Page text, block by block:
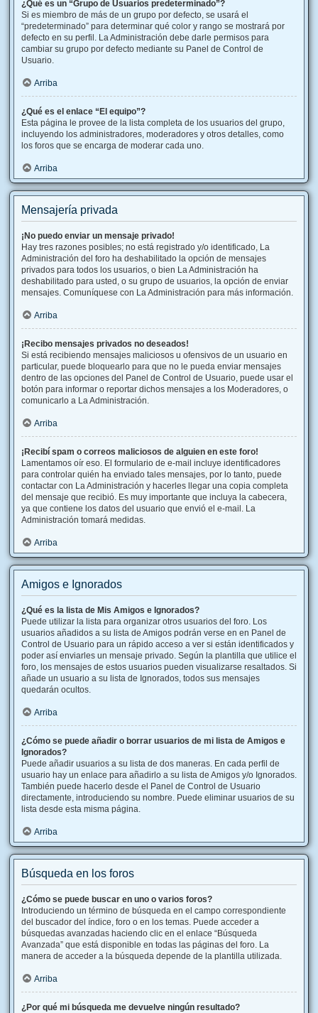
¿Qué es un “Grupo de Usuarios predeterminado”?
Si es miembro de más de un grupo por defecto, se usará el
“predeterminado” para determinar qué color y rango se mostrará por
defecto en su perfil. La Administración debe darle permisos para
cambiar su grupo por defecto mediante su Panel de Control de
Usuario.
Arriba
¿Qué es el enlace “El equipo”?
Esta página le provee de la lista completa de los usuarios del grupo,
incluyendo los administradores, moderadores y otros detalles, como
los foros que se encarga de moderar cada uno.
Arriba
Mensajería privada
¡No puedo enviar un mensaje privado!
Hay tres razones posibles; no está registrado y/o identificado, La
Administración del foro ha deshabilitado la opción de mensajes
privados para todos los usuarios, o bien La Administración ha
deshabilitado para usted, o su grupo de usuarios, la opción de enviar
mensajes. Comuníquese con La Administración para más información.
Arriba
¡Recibo mensajes privados no deseados!
Si está recibiendo mensajes maliciosos u ofensivos de un usuario en
particular, puede bloquearlo para que no le pueda enviar mensajes
dentro de las opciones del Panel de Control de Usuario, puede usar el
botón para informar o reportar dichos mensajes a los Moderadores, o
comunicarlo a La Administración.
Arriba
¡Recibí spam o correos maliciosos de alguien en este foro!
Lamentamos oír eso. El formulario de e-mail incluye identificadores
para controlar quién ha enviado tales mensajes, por lo tanto, puede
contactar con La Administración y hacerles llegar una copia completa
del mensaje que recibió. Es muy importante que incluya la cabecera,
ya que contiene los datos del usuario que envió el e-mail. La
Administración tomará medidas.
Arriba
Amigos e Ignorados
¿Qué es la lista de Mis Amigos e Ignorados?
Puede utilizar la lista para organizar otros usuarios del foro. Los
usuarios añadidos a su lista de Amigos podrán verse en en Panel de
Control de Usuario para un rápido acceso a ver si están identificados y
poder así enviarles un mensaje privado. Según la plantilla que utilice el
foro, los mensajes de estos usuarios pueden visualizarse resaltados. Si
añade un usuario a su lista de Ignorados, todos sus mensajes
quedarán ocultos.
Arriba
¿Cómo se puede añadir o borrar usuarios de mi lista de Amigos e
Ignorados?
Puede añadir usuarios a su lista de dos maneras. En cada perfil de
usuario hay un enlace para añadirlo a su lista de Amigos y/o Ignorados.
También puede hacerlo desde el Panel de Control de Usuario
directamente, introduciendo su nombre. Puede eliminar usuarios de su
lista desde esta misma página.
Arriba
Búsqueda en los foros
¿Cómo se puede buscar en uno o varios foros?
Introduciendo un término de búsqueda en el campo correspondiente
del buscador del índice, foro o en los temas. Puede acceder a
búsquedas avanzadas haciendo clic en el enlace “Búsqueda
Avanzada” que está disponible en todas las páginas del foro. La
manera de acceder a la búsqueda depende de la plantilla utilizada.
Arriba
¿Por qué mi búsqueda me devuelve ningún resultado?